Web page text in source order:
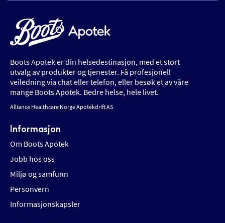
Boots Apotek er din helsedestinasjon, med et stort
utvalg av produkter og tjenester. Få profesjonell
veiledning via chat eller telefon, eller besøk et av våre
mange Boots Apotek. Bedre helse, hele livet.
Alliance Healthcare Norge Apotekdrift AS
Informasjon
Om Boots Apotek
Jobb hos oss
Miljø og samfunn
Personvern
Informasjonskapsler